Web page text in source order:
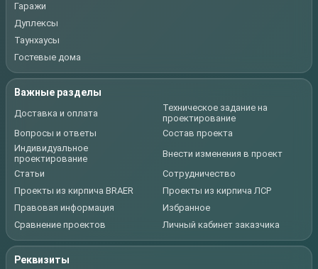
Гаражи
Дуплексы
Таунхаусы
Гостевые дома
Важные разделы
Доставка и оплата
Техническое задание на
проектирование
Вопросы и ответы
Состав проекта
Индивидуальное
проектирование
Внести изменения в проект
Статьи
Сотрудничество
Проекты из кирпича BRAER
Проекты из кирпича ЛСР
Правовая информация
Избранное
Сравнение проектов
Личный кабинет заказчика
Реквизиты